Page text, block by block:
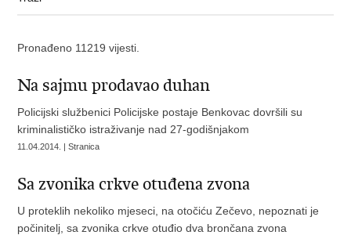
Pronađeno 11219 vijesti.
Na sajmu prodavao duhan
Policijski službenici Policijske postaje Benkovac dovršili su
kriminalističko istraživanje nad 27-godišnjakom
11.04.2014. | Stranica
Sa zvonika crkve otuđena zvona
U proteklih nekoliko mjeseci, na otočiću Zečevo, nepoznati je
počinitelj, sa zvonika crkve otuđio dva brončana zvona